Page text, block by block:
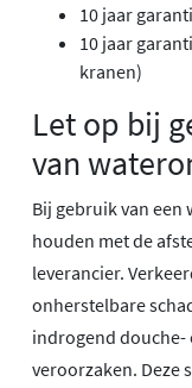
10 jaar
10 jaar
kranen)
Let op bij
van
Bij gebruik van
houden met de
leverancier.
onherstelbare
indrogend douche-
veroorzaken. Deze